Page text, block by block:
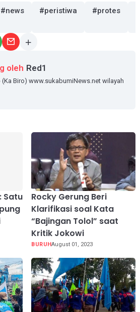
#news #peristiwa #protes
oleh Red1
(Ka Biro) www.sukabumiNews.net wilayah
Satu
Rocky Gerung Beri
Klarifikasi soal Kata
“Bajingan Tolol” saat
Kritik Jokowi
BURUHAugust 01, 2023